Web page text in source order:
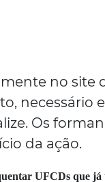
no site
Os
da ação.
UFCDs que